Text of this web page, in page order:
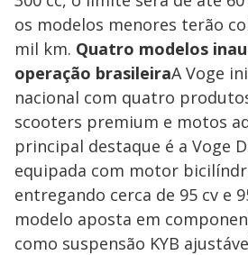
os modelos menores terão
mil km. Quatro modelos
operação brasileiraA Voge
nacional com quatro
scooters premium e motos
principal destaque é a Voge
equipada com motor
entregando cerca de 95 cv e
modelo aposta em
como suspensão KYB